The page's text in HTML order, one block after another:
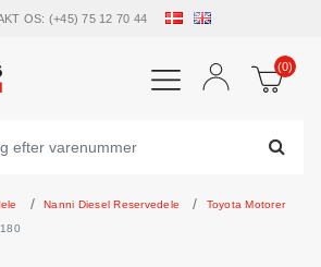
OS: (+45) 75 12 70 44
(0)
Nanni Diesel Reservedele
Toyota Motorer